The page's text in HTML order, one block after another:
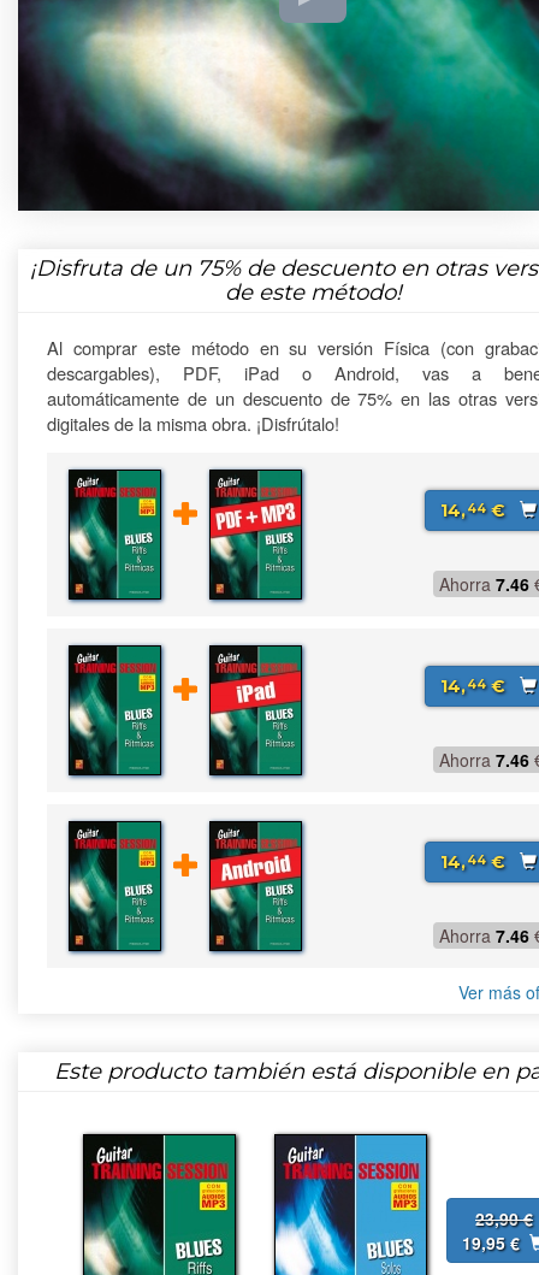
¡Disfruta de un 75%de descuento en otras
de este método!
Al comprar este método en su versión Física (con
descargables), PDF, iPad o Android, vas a
automáticamente de un descuento de 75% en las otras
digitales de la misma obra. ¡Disfrútalo!
14,44€
Ahorra 7.46
14,44€
Ahorra 7.46
14,44€
Ahorra 7.46
Ver más
Este producto también está disponible en
23,90 €
19,95 €